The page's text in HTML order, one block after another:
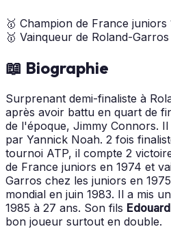
🥇 Champion de France juniors
🥇 Vainqueur de Roland-
📖 Biographie
Surprenant demi-finaliste à
après avoir battu en quart de
de l'époque, Jimmy Connors.
par Yannick Noah. 2 fois
tournoi ATP, il compte 2
de France juniors en 1974 et
Garros chez les juniors en
mondial en juin 1983. Il a mis
1985 à 27 ans. Son fils Edouard
bon joueur surtout en double.